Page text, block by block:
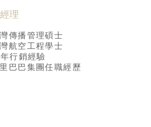
理
傳播管理碩士
航空​工程學士
行銷經驗
巴巴集團任職經歷